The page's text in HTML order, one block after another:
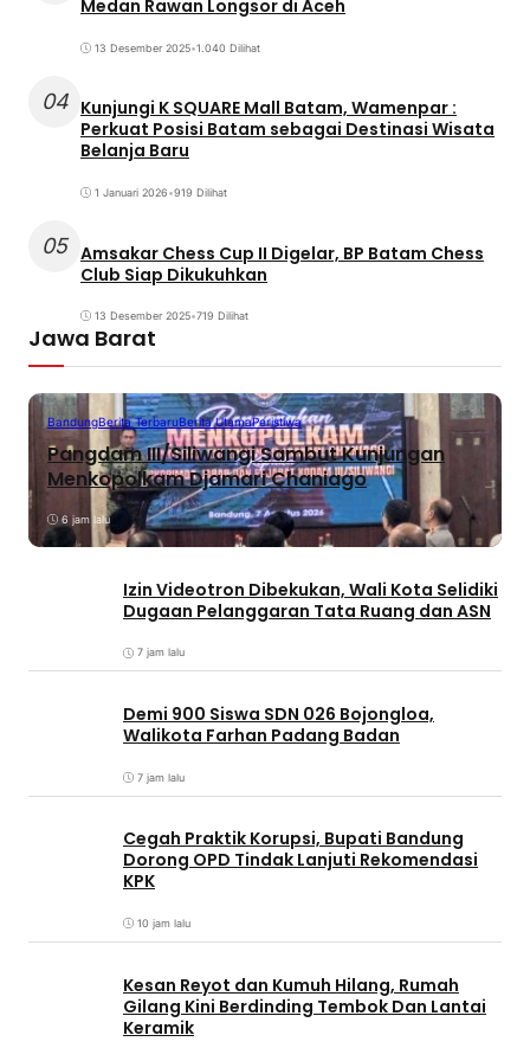
Medan Rawan Longsor di Aceh
13 Desember 2025•1.040 Dilihat
04 Kunjungi K SQUARE Mall Batam, Wamenpar :
Perkuat Posisi Batam sebagai Destinasi Wisata
Belanja Baru
1 Januari 2026•919 Dilihat
05 Amsakar Chess Cup II Digelar, BP Batam Chess
Club Siap Dikukuhkan
13 Desember 2025•719 Dilihat
Jawa Barat
BandungBerita TerbaruBerita UtamaPeristiwa
Pangdam III/Siliwangi Sambut Kunjungan
Menkopolkam Djamari Chaniago
6 jam lalu
Izin Videotron Dibekukan, Wali Kota Selidiki
Dugaan Pelanggaran Tata Ruang dan ASN
7 jam lalu
Demi 900 Siswa SDN 026 Bojongloa,
Walikota Farhan Padang Badan
7 jam lalu
Cegah Praktik Korupsi, Bupati Bandung
Dorong OPD Tindak Lanjuti Rekomendasi
KPK
10 jam lalu
Kesan Reyot dan Kumuh Hilang, Rumah
Gilang Kini Berdinding Tembok Dan Lantai
Keramik